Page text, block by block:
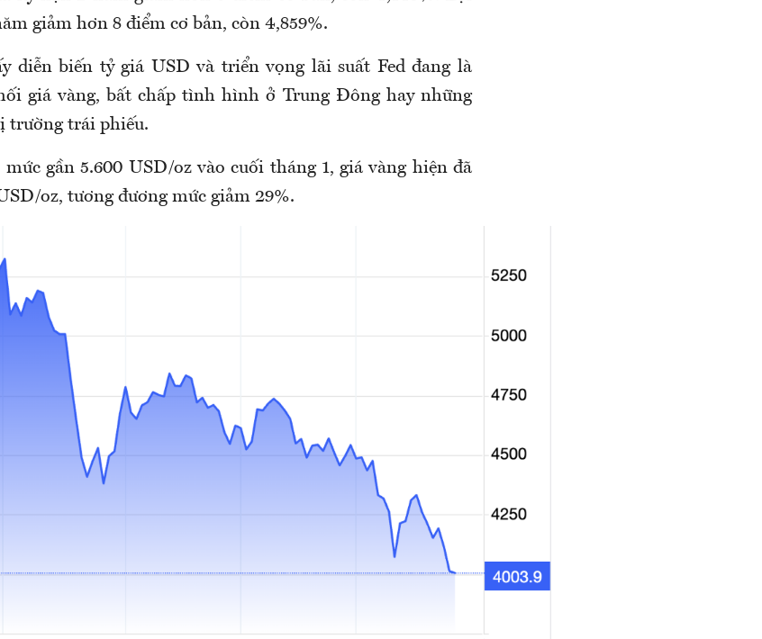
giảm hơn 8 điểm cơ bản, còn 4,859%.
diễn biến tỷ giá USD và triển vọng lãi suất Fed đang là
giá vàng, bất chấp tình hình ở Trung Đông hay những
trường trái phiếu.
gần 5.600 USD/oz vào cuối tháng 1, giá vàng hiện đã
oz, tương đương mức giảm 29%.